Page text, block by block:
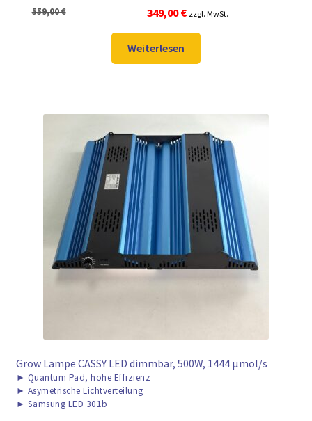
559,00€
Ursprünglicher
Preis
war:
559,00 €
349,00€Aktueller
Preis
349,00 €.
zzgl. MwSt.
Weiterlesen
Grow Lampe CASSY LED dimmbar, 500W, 1444 μmol/s
► Quantum Pad, hohe Effizienz
► Asymetrische Lichtverteilung
► Samsung LED 301b